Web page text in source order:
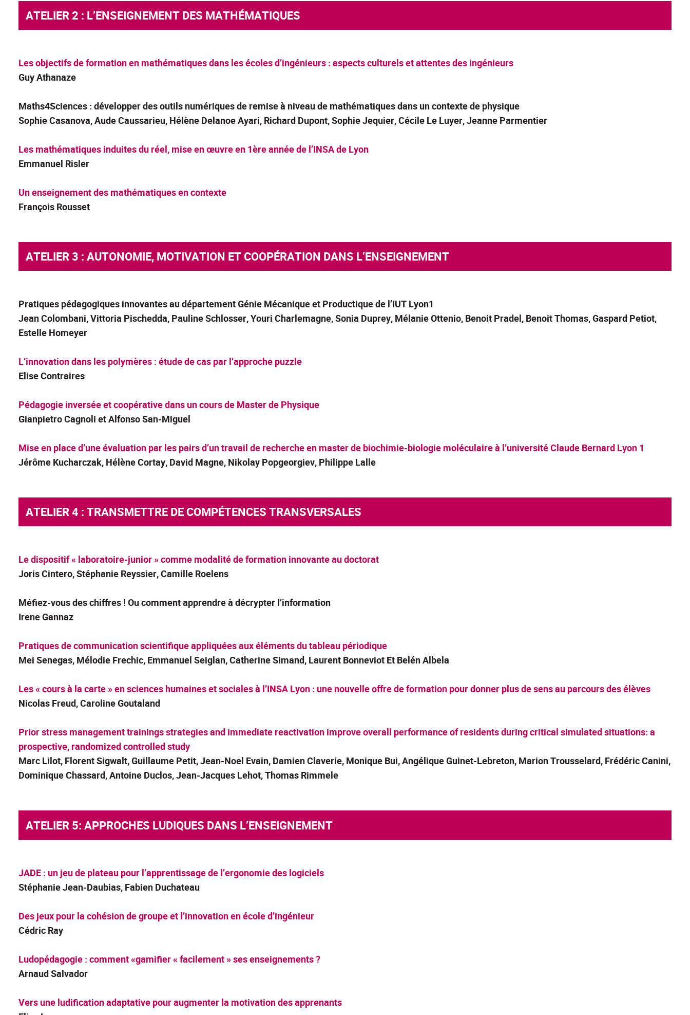
ATELIER 2 : L’ENSEIGNEMENT DES MATHÉMATIQUES
Les objectifs de formation en mathématiques dans les écoles d’ingénieurs : aspects culturels et attentes des ingénieurs
Guy Athanaze
Maths4Sciences : développer des outils numériques de remise à niveau de mathématiques dans un contexte de physique
Sophie Casanova, Aude Caussarieu, Hélène Delanoe Ayari, Richard Dupont, Sophie Jequier, Cécile Le Luyer, Jeanne Parmentier
Les mathématiques induites du réel, mise en œuvre en 1ère année de l’INSA de Lyon
Emmanuel Risler
Un enseignement des mathématiques en contexte
François Rousset
ATELIER 3 : AUTONOMIE, MOTIVATION ET COOPÉRATION DANS L’ENSEIGNEMENT
Pratiques pédagogiques innovantes au département Génie Mécanique et Productique de l’IUT Lyon1
Jean Colombani, Vittoria Pischedda, Pauline Schlosser, Youri Charlemagne, Sonia Duprey, Mélanie Ottenio, Benoit Pradel, Benoit Thomas, Gaspard Petiot,
Estelle Homeyer
L’innovation dans les polymères : étude de cas par l’approche puzzle
Elise Contraires
Pédagogie inversée et coopérative dans un cours de Master de Physique
Gianpietro Cagnoli etAlfonso San-Miguel
Mise en place d’une évaluation par les pairs d’un travail de recherche en master de biochimie-biologie moléculaire à l’université Claude Bernard Lyon 1
Jérôme Kucharczak, Hélène Cortay, David Magne, Nikolay Popgeorgiev, Philippe Lalle
ATELIER 4 : TRANSMETTRE DE COMPÉTENCES TRANSVERSALES
Le dispositif « laboratoire-junior » comme modalité de formation innovante au doctorat
Joris Cintero, Stéphanie Reyssier, Camille Roelens
Méfiez-vous des chiffres ! Ou comment apprendre à décrypter l’information
Irene Gannaz
Pratiques de communication scientifique appliquées aux éléments du tableau périodique
Mei Senegas, Mélodie Frechic, Emmanuel Seiglan, Catherine Simand, Laurent Bonneviot Et Belén Albela
Les « cours à la carte » en sciences humaines et sociales à l’INSA Lyon : une nouvelle offre de formation pour donner plus de sens au parcours des élèves
Nicolas Freud,Caroline Goutaland
Prior stress management trainings strategies and immediate reactivation improve overall performance of residents during critical simulated situations: a
prospective, randomized controlled study
Marc Lilot, Florent Sigwalt, Guillaume Petit, Jean-Noel Evain, Damien Claverie, Monique Bui, Angélique Guinet-Lebreton, Marion Trousselard, Frédéric Canini,
Dominique Chassard, Antoine Duclos, Jean-Jacques Lehot, Thomas Rimmele
ATELIER 5: APPROCHES LUDIQUES DANS L’ENSEIGNEMENT
JADE : un jeu de plateau pour l’apprentissage de l’ergonomie des logiciels
Stéphanie Jean-Daubias, Fabien Duchateau
Des jeux pour la cohésion de groupe et l’innovation en école d’ingénieur
Cédric Ray
Ludopédagogie : comment «gamifier « facilement » ses enseignements ?
Arnaud Salvador
Vers une ludification adaptative pour augmenter la motivation des apprenants